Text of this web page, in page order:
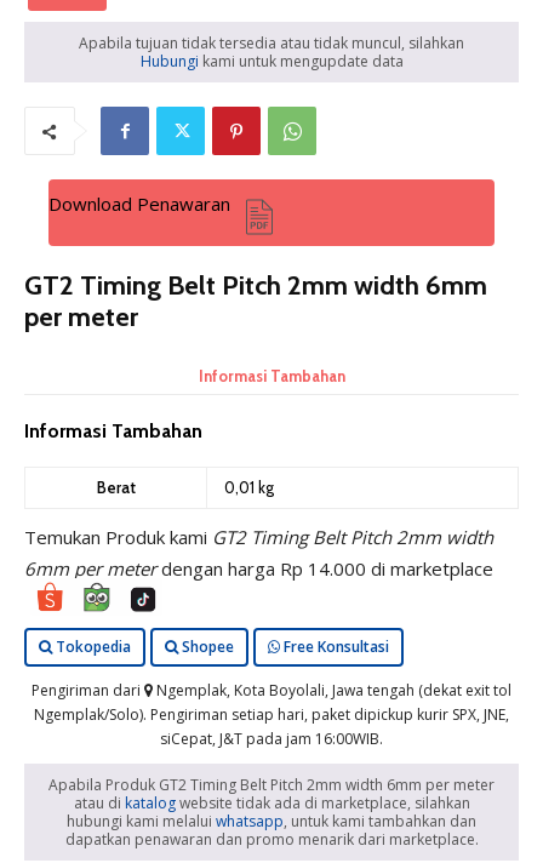
Apabila tujuan tidak tersedia atau tidak muncul, silahkan
Hubungi kami untuk mengupdate data
Download Penawaran
GT2 Timing Belt Pitch 2mm width 6mm
per meter
Informasi Tambahan
Informasi Tambahan
Berat 0,01 kg
Temukan Produk kami GT2 Timing Belt Pitch 2mm width
6mm per meterdengan harga Rp 14.000 di marketplace
Tokopedia Shopee Free Konsultasi
Pengiriman dari
Ngemplak, Kota Boyolali, Jawa tengah (dekat exit tol
Ngemplak/Solo). Pengiriman setiap hari, paket dipickup kurir SPX, JNE,
siCepat, J&T pada jam 16:00WIB.
Apabila Produk GT2 Timing Belt Pitch 2mm width 6mm per meter
atau di katalogwebsite tidak ada di marketplace, silahkan
hubungi kami melalui whatsapp, untuk kami tambahkan dan
dapatkan penawaran dan promo menarik dari marketplace.